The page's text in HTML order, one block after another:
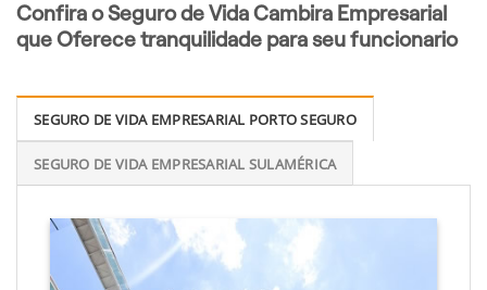
Confira o Seguro de Vida Cambira Empresarial
que Oferece tranquilidade para seu funcionario
SEGURO DE VIDA EMPRESARIAL PORTO SEGURO
SEGURO DE VIDA EMPRESARIAL SULAMÉRICA